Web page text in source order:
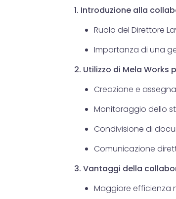
1. Introduzione alla
Ruolo del Direttore
Importanza di una
2. Utilizzo di Mela Works
Creazione e
Monitoraggio dello
Condivisione di
Comunicazione
3. Vantaggi della
Maggiore efficienza